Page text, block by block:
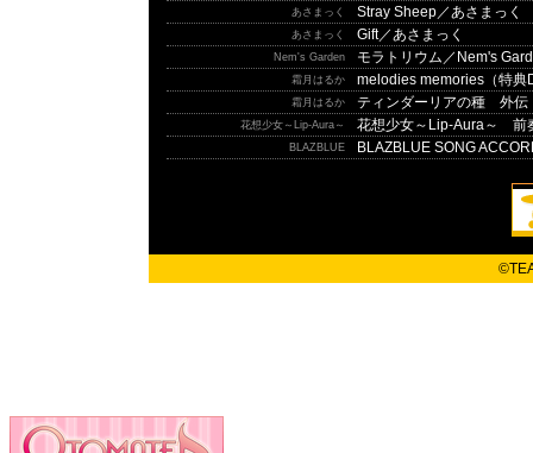
あさまっく Stray Sheep／あさまっく
あさまっく Gift／あさまっく
Nem's Garden モラトリウム／Nem's
霜月はるか melodies memories（特典
霜月はるか ティンダーリアの種 外伝
花想少女～Lip-Aura～ 花想少女～Lip-Aura～ 前
BLAZBLUE BLAZBLUE SONG